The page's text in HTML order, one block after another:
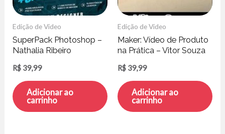
Edição de Vídeo
SuperPack Photoshop –
Nathalia Ribeiro
R$ 39,99
Adicionar ao
carrinho
Edição de Vídeo
Maker: Vídeo de Produto
na Prática – Vitor Souza
R$ 39,99
Adicionar ao
carrinho